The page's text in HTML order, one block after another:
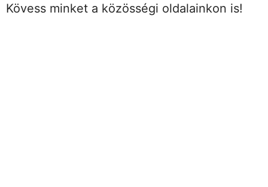
Kövess minket a közösségi oldalainkon is!